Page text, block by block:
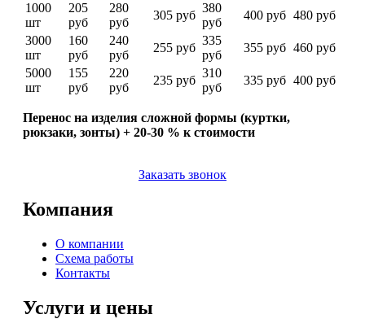
1000
шт
205
руб
280
руб
305 руб
380
руб
400 руб 480 руб
3000
шт
160
руб
240
руб
255 руб
335
руб
355 руб 460 руб
5000
шт
155
руб
220
руб
235 руб
310
руб
335 руб 400 руб
Перенос на изделия сложной формы (куртки,
рюкзаки, зонты) + 20-30 % к стоимости
Заказать звонок
Компания
О компании
Схема работы
Контакты
Услуги и цены